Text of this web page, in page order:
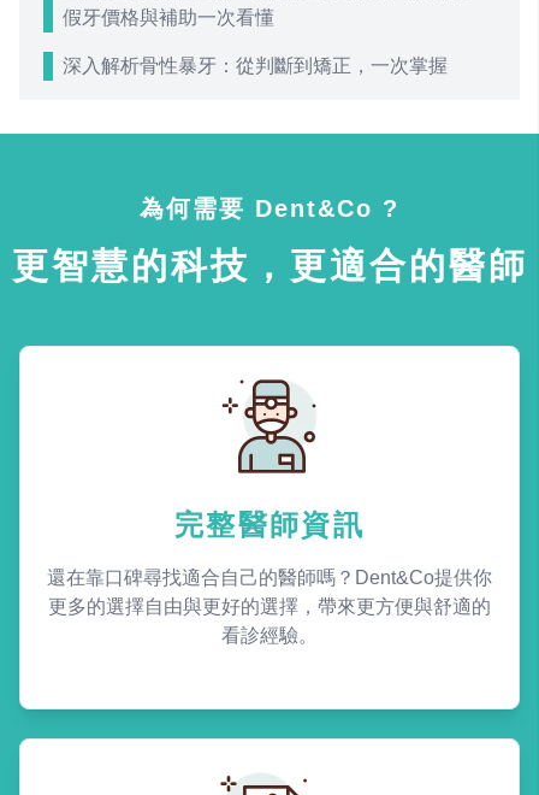
假牙價格與補助一次看懂
深入解析骨性暴牙：從判斷到矯正，一次掌握
為何需要 Dent&Co ?
更智慧的科技，更適合的醫師
完整醫師資訊
還在靠口碑尋找適合自己的醫師嗎？Dent&Co提供你
更多的選擇自由與更好的選擇，帶來更方便與舒適的
看診經驗。